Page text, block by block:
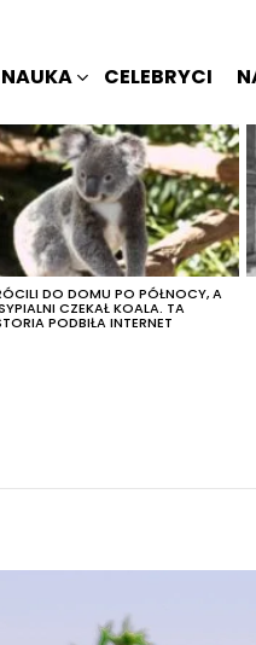
NAUKA CELEBRYCI
DO DOMU PO PÓŁNOCY, A
CZEKAŁ KOALA. TA
PODBIŁA INTERNET